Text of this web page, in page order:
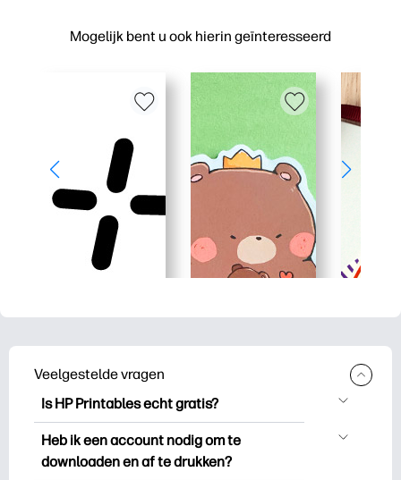
Mogelijk bent u ook hierin geïnteresseerd
Veelgestelde vragen
Is HP Printables echt gratis?
HP Printables biedt meer dan 2.500
gratis printables om te downloaden en
Heb ik een account nodig om te
downloaden en af te drukken?